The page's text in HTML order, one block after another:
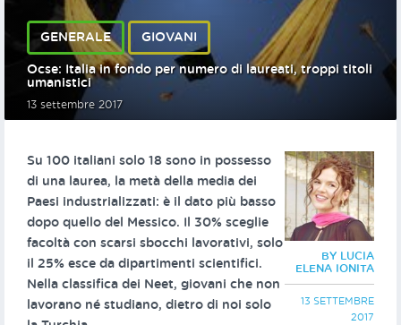
GENERALE GIOVANI
Ocse: Italia in fondo per numero di laureati, troppi titoli
umanistici
13 settembre 2017
BY LUCIA
ELENA IONITA
13 SETTEMBRE
2017
Su 100 italiani solo 18 sono in possesso
di una laurea, la metà della media dei
Paesi industrializzati: è il dato più basso
dopo quello del Messico. Il 30% sceglie
facoltà con scarsi sbocchi lavorativi, solo
il 25% esce da dipartimenti scientifici.
Nella classifica dei Neet, giovani che non
lavorano né studiano, dietro di noi solo